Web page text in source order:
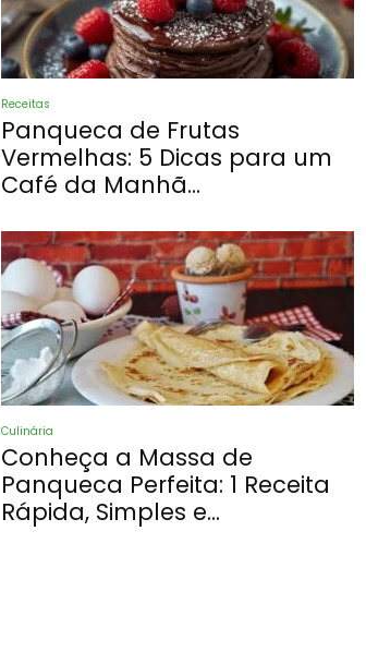
Receitas
e
Dicas
Receitas
Panqueca de Frutas
Vermelhas: 5 Dicas para um
Café da Manhã...
Culinária
Conheça a Massa de
Panqueca Perfeita: 1 Receita
Rápida, Simples e...